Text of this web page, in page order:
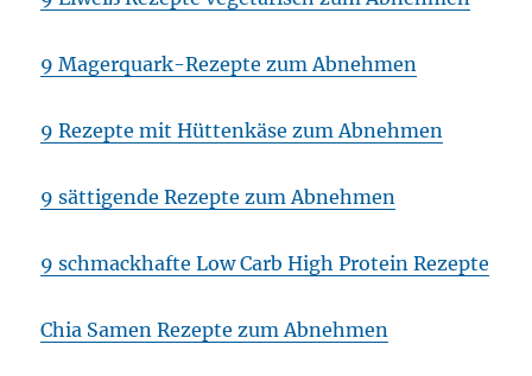
9 Magerquark-Rezepte zum Abnehmen
9 Rezepte mit Hüttenkäse zum Abnehmen
9 sättigende Rezepte zum Abnehmen
9 schmackhafte Low Carb High Protein Rezepte
Chia Samen Rezepte zum Abnehmen